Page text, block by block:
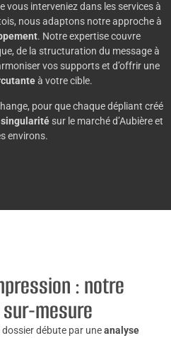
vous interveniez dans les services à
nous adaptons notre approche à
. Notre expertise couvre
de la structuration du message à
vos supports et d’offrir une
à votre cible.
pour que chaque dépliant créé
sur le marché d’Aubière et
environs.
: notre
mesure
dossier débute par uneanalyse